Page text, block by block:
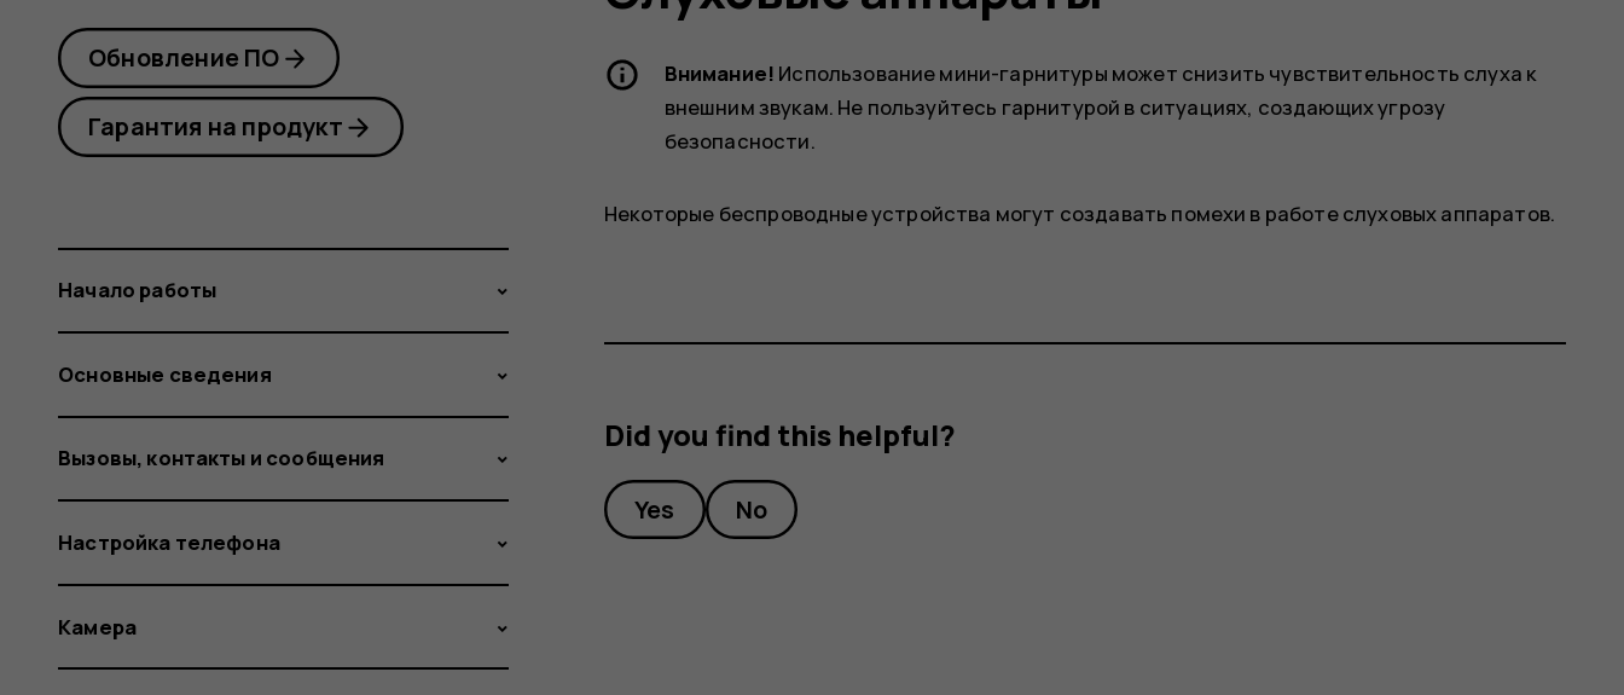
Внимание! Использование мини-гарнитуры может снизить чувствительность слуха к
внешним звукам. Не пользуйтесь гарнитурой в ситуациях, создающих угрозу
безопасности.
Некоторые беспроводные устройства могут создавать помехи в работе слуховых аппаратов.
Did you find this helpful?
Yes No
Обновление ПО
Гарантия на продукт
Начало работы
Основные сведения
Вызовы, контакты и сообщения
Настройка телефона
Камера